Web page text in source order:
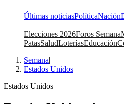
Últimas noticiasPolíticaNación
Elecciones 2026Foros Semana
PatasSaludLoteríasEducación
Semana|
Estados Unidos
Estados Unidos